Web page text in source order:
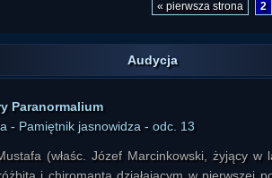
« pierwsza strona
2
Audycja
Paranormalium
- Pamiętnik jasnowidza - odc. 13
(właśc. Józef Marcinkowski, żyjący w